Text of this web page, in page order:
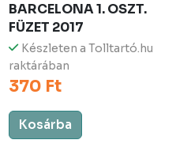
BARCELONA 1. OSZT.
FÜZET 2017
Készleten a Tolltartó.hu
raktárában
370 Ft
Kosárba